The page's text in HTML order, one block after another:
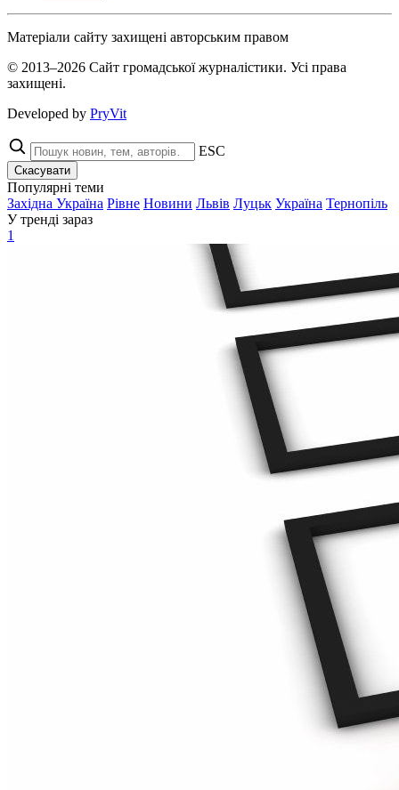
Матеріали сайту захищені авторським правом
© 2013–2026 Сайт громадської журналістики. Усі права
захищені.
Developed by PryVit
ESC
Скасувати
Популярні теми
Західна Україна Рівне Новини Львів Луцьк Україна Тернопіль
У тренді зараз
1